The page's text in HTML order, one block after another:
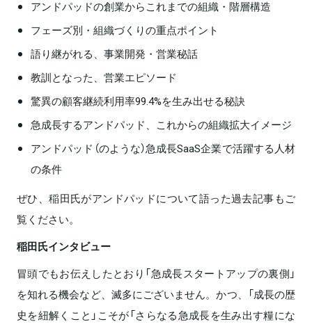
アンドパッドの創業からこれまでの組織・階層構造
フェーズ別・組織づくりの重点ポイント
語り継がれる、事業開発・営業秘話
教訓となった、営業エピソード
驚異の顧客継続利用率99.4%を生み出せる秘訣
急成長するアンドパッド、これからの組織拡大イメージ
アンドパッド（のような）急成長SaaS企業で活躍する人材
の条件
ぜひ、稲田氏がアンドパッドについて語った過去記事もご
覧ください。
稲田氏インタビュー
冒頭でもお伝えしたとおり「急成長スタートアップの裏側」
を知れる機会など、滅多にございません。かつ、「成長の歴
史を紐解くこと」こそが「さらなる急成長を生み出す糧にな